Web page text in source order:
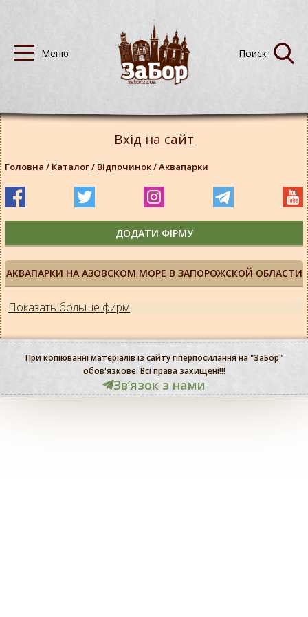
АКВАПАРКИ НА АЗОВСКОМ МОРЕ В ЗАПОРОЖСКОЙ ОБЛАСТИ
Показать больше фирм
Вхід на сайт
Головна / Каталог/ Відпочинок/Аквапарки
ДОДАТИ ФІРМУ
При копіюванні матеріалів із сайту гіперпосилання на "ЗаБор"
обов'язкове. Всі права захищені!!!
Звʼязок з нами